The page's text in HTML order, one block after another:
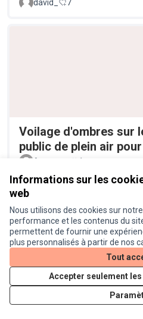
Informations sur les
web
Nous utilisons des cookies sur
performance et les contenus du
permettent de fournir une
plus personnalisés à partir de nos
Tout
Accepter seulement
david_ 7
Voilage d'ombres sur
public de plein air
Anonyme 1
Pieges à moustiques
Anonyme
6